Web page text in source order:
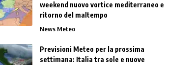
weekend nuovo vortice mediterraneo e
ritorno del maltempo
News Meteo
Previsioni Meteo per la prossima
settimana: Italia tra sole e nuove